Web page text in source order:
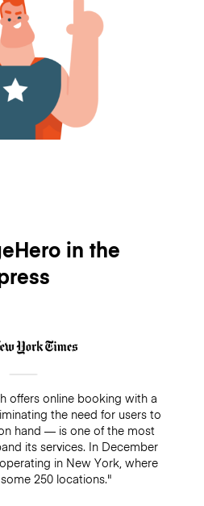
in the
offers online booking with a
the need for users to
hand — is one of the most
its services. In December
in New York, where
250 locations."